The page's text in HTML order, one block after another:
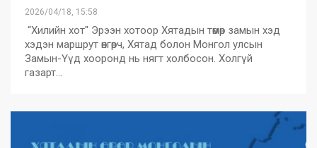
2026/04/18, 15:58
“Хилийн хот" Эрээн хотоор Хятадын төмөр замын хэд
хэдэн маршрут өнгөрч, Хятад болон Монгол улсын
Замын-Үүд хооронд нь нягт холбосон. Холгүй
газарт…